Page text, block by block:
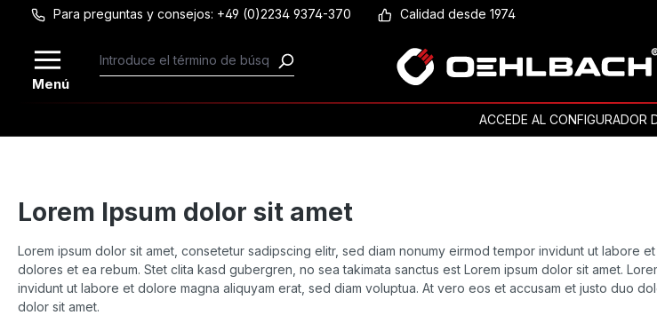
Saltar al contenido principal
Para preguntas y consejos: +49 (0)2234 9374-370 Calidad desde 1974
Menú
ACCEDE AL CONFIGURADOR
Lorem Ipsum dolor sit amet
Lorem ipsum dolor sit amet, consetetur sadipscing elitr, sed diam nonumy eirmod tempor invidunt ut labore
dolores et ea rebum. Stet clita kasd gubergren, no sea takimata sanctus est Lorem ipsum dolor sit amet.
invidunt ut labore et dolore magna aliquyam erat, sed diam voluptua. At vero eos et accusam et justo duo
dolor sit amet.